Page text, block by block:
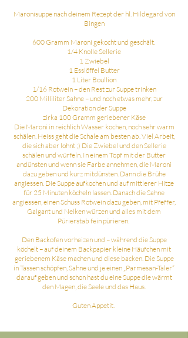
Maronisuppe nach deinem Rezept der hl. Hildegard von
Bingen
600 Gramm Maroni gekocht und geschält.
1/4 Knolle Sellerie
1 Zwiebel
1 Esslöffel Butter
1 Liter Boullion
1/16 Rotwein – den Rest zur Suppe trinken
200 Milliliter Sahne – und noch etwas mehr, zur
Dekoration der Suppe
zirka 100 Gramm geriebener Käse
Die Maroni in reichlich Wasser kochen, noch sehr warm
schälen. Heiss geht die Schale am besten ab. Viel Arbeit,
die sich aber lohnt ;) Die Zwiebel und den Sellerie
schälen und würfeln. In einem Topf mit der Butter
andünsten und wenn sie Farbe annehmen, die Maroni
dazu geben und kurz mitdünsten. Dann die Brühe
angiessen. Die Suppe aufkochen und auf mittlerer Hitze
für 25 Minuten köcheln lassen. Danach die Sahne
angiessen, einen Schuss Rotwein dazu geben, mit Pfeffer,
Galgant und Nelken würzen und alles mit dem
Pürierstab fein pürieren.
Den Backofen vorheizen und – während die Suppe
köchelt – auf deinem Backpapier kleine Häufchen mit
geriebenem Käse machen und diese backen. Die Suppe
in Tassen schöpfen, Sahne und je einen „Parmesan-Taler“
darauf geben und schon hast du eine Suppe die wärmt
den Magen, die Seele und das Haus.
Guten Appetit.